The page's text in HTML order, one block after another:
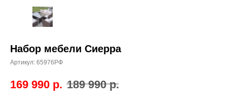
Набор мебели Сиерра
Артикул: 65976РФ
169 990 р. 189 990 р.